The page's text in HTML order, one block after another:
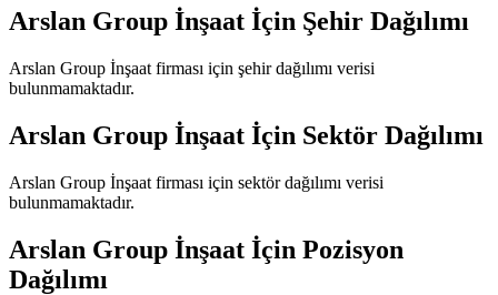
Arslan Group İnşaat İçin Şehir Dağılımı
Arslan Group İnşaat firması için şehir dağılımı verisi
bulunmamaktadır.
Arslan Group İnşaat İçin Sektör Dağılımı
Arslan Group İnşaat firması için sektör dağılımı verisi
bulunmamaktadır.
Arslan Group İnşaat İçin Pozisyon
Dağılımı